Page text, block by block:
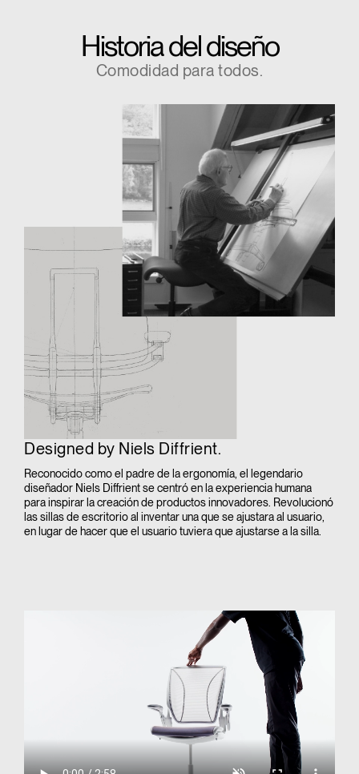
Historia del diseño
Comodidad para todos.
Designed by Niels Diffrient.
Reconocido como el padre de la ergonomía, el legendario
diseñador Niels Diffrient se centró en la experiencia humana
para inspirar la creación de productos innovadores. Revolucionó
las sillas de escritorio al inventar una que se ajustara al usuario,
en lugar de hacer que el usuario tuviera que ajustarse a la silla.